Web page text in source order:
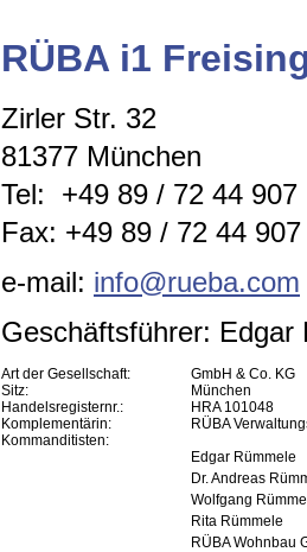
RÜBA i1
Zirler Str. 32
81377 München
Tel: +49 89 / 72 44
Fax: +49 89 / 72 44
e-mail: info@rueba.com
Geschäftsführer: Edgar
Art der Gesellschaft:
GmbH & Co. KG
Sitz:
München
Handelsregisternr.:
HRA 101048
Komplementärin:
RÜBA
Kommanditisten:
Edgar Rümmele
Dr. Andreas
Wolfgang
Rita Rümmele
RÜBA Wohnbau